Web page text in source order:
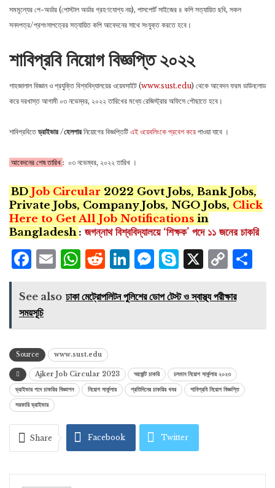
সমমূল্যের পে-অর্ডার (পােস্টাল অর্ডার গ্রহণযোগ্য নয়), পাসপোর্ট সাইজের ৪ কপি সত্যায়িত ছবি, সকল
সনদপত্র/প্রশংসাপত্রের সত্যায়িত কপি আবেদনের সাথে সংযুক্ত করতে হবে।
শাবিপ্রবি নিয়োগ বিজ্ঞপ্তি ২০২২
শাহজালাল বিজ্ঞান ও প্রযুক্তি বিশ্ববিদ্যালয়ের ওয়েবসাইট (www.sust.edu) থেকে আবেদন ফরম ডাউনলােড
করে দরখাস্ত আগামী ০৩ নভেম্বর, ২০২২ তারিখের মধ্যে রেজিস্ট্রার অফিসে পৌছাতে হবে।
শাবিপ্রবিতেড্রাইভার/হেলপারনিয়োগের বিজ্ঞপ্তিটি এই ওয়েবলিংকে প্রবেশ করে পাওয়া যাবে ।
আবেদনের শেষ তারিখ : ০৩ নভেম্বর, ২০২২ তারিখ ।
BD Job Circular 2022 Govt Jobs, Bank Jobs,
Private Jobs, Company Jobs, NGO Jobs, Click
Here to Get All Job Notifications in
Bangladesh: জগন্নাথ বিশ্ববিদ্যালয়ে ‘শিক্ষক’ পদে ১১ জনের চাকরি
Facebook
Email
WhatsApp
Reddit
LinkedIn
Messenger
Skype
X
See also ঢাকা মেট্রোপলিটন পুলিশের ডোপ টেস্ট ও স্বাস্থ্য পরীক্ষার
সময়সূচি
Source www.sust.edu
Ajker Job Circular 2023 আর্জেন্ট চাকরি
চলমান নিয়োগ সার্কুলার ২০২৩
ড্রাইভার পদে চাকরির বিজ্ঞাপন
নিয়োগ সার্কুলার প্রতিদিনের চাকরির খবর
শাবিপ্রবি নিয়োগ বিজ্ঞপ্তি
সরকারি ড্রাইভার
Share Facebook Twitter